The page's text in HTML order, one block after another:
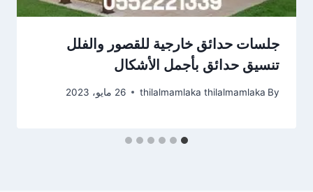
جلسات حدائق خارجية للقصور والفلل
تنسيق حدائق بأجمل الأشكال
By
thilalmamlaka thilalmamlaka 26 مايو، 2023